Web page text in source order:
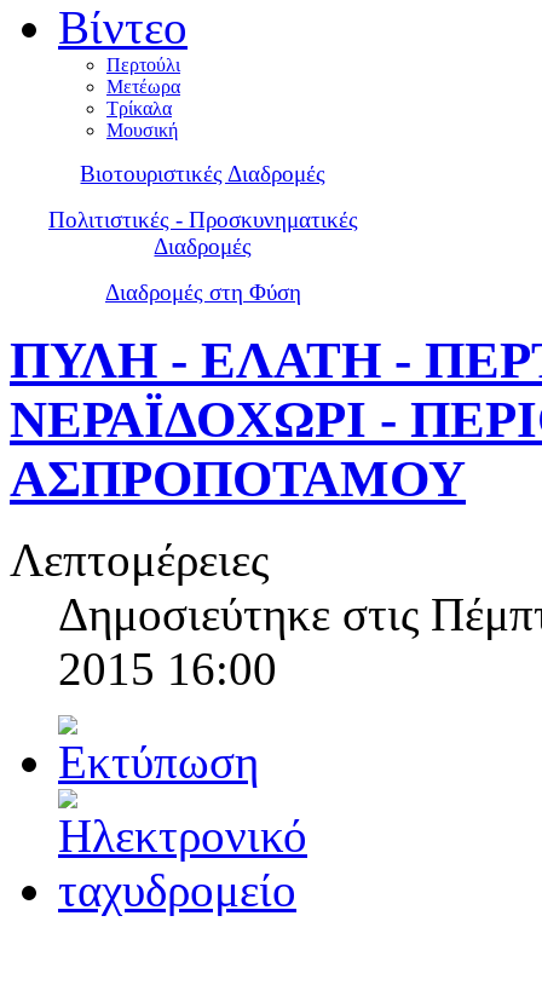
Βίντεο
Περτούλι
Μετέωρα
Τρίκαλα
Μουσική
Βιοτουριστικές Διαδρομές
Πολιτιστικές - Προσκυνηματικές
Διαδρομές
Διαδρομές στη Φύση
ΠΥΛΗ - ΕΛΑΤΗ -
ΝΕΡΑΪΔΟΧΩΡΙ -
ΑΣΠΡΟΠΟΤΑΜΟΥ
Λεπτομέρειες
Δημοσιεύτηκε στις
2015 16:00